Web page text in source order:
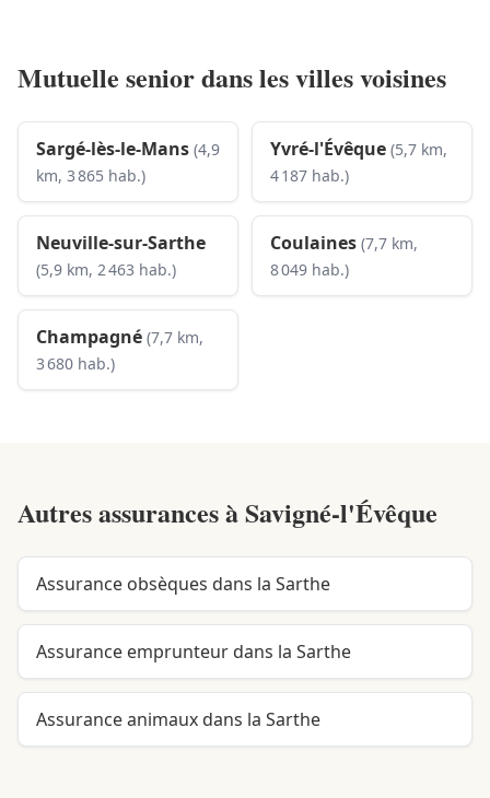
Mutuelle senior dans les villes voisines
Sargé-lès-le-Mans (4,9
km, 3 865 hab.)
Yvré-l'Évêque (5,7 km,
4 187 hab.)
Neuville-sur-Sarthe
(5,9 km, 2 463 hab.)
Coulaines (7,7 km,
8 049 hab.)
Champagné (7,7 km,
3 680 hab.)
Autres assurances àSavigné-l'Évêque
Assurance obsèques dans la Sarthe
Assurance emprunteur dans la Sarthe
Assurance animaux dans la Sarthe